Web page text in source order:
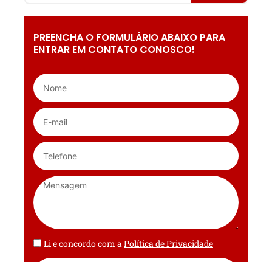
PREENCHA O FORMULÁRIO ABAIXO PARA
ENTRAR EM CONTATO CONOSCO!
Li e concordo com aPolítica de Privacidade